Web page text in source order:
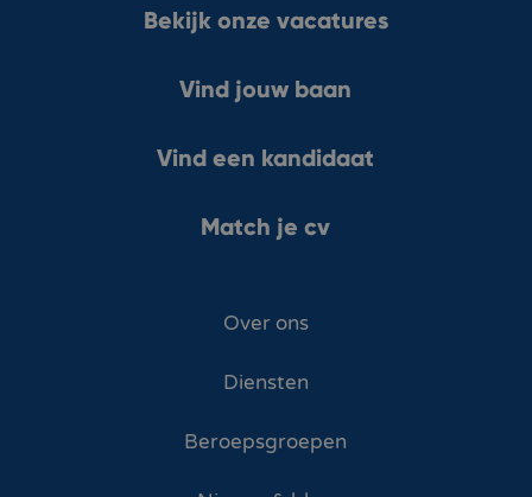
Bekijk onze vacatures
Vind jouw baan
Vind een kandidaat
Match je cv
Over ons
Diensten
Beroepsgroepen